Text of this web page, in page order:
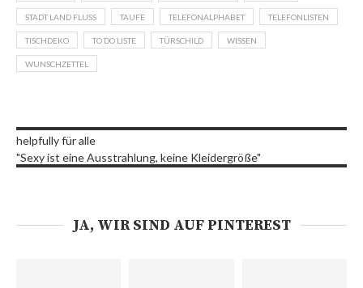
STADT LAND FLUSS TAUFE TELEFONALPHABET TELEFONLISTEN
TISCHDEKO TO DO LISTE TÜRSCHILD WISSEN
WUNSCHZETTEL
helpfully für alle
"Sexy ist eine Ausstrahlung, keine Kleidergröße"
JA, WIR SIND AUF PINTEREST